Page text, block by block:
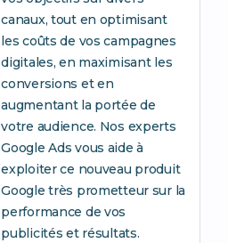
canaux, tout en optimisant
les coûts de vos campagnes
digitales, en maximisant les
conversions et en
augmentant la portée de
votre audience. Nos experts
Google Ads vous aide à
exploiter ce nouveau produit
Google très prometteur sur la
performance de vos
publicités et résultats.